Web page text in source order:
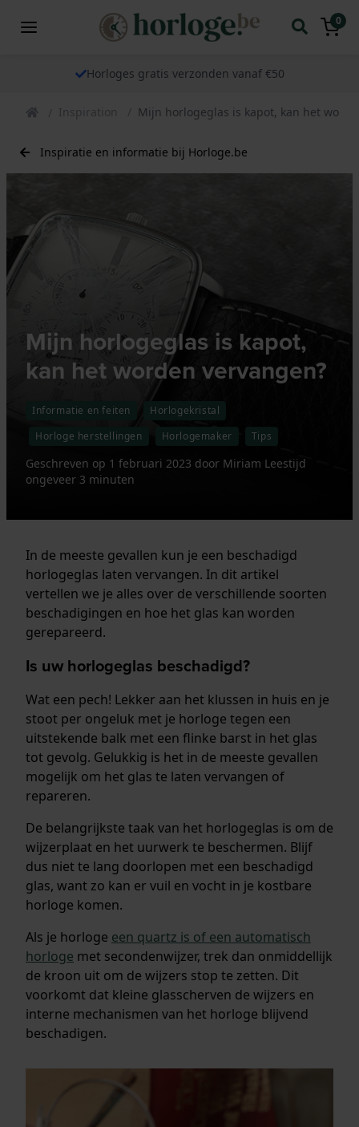
0
Horloges gratis verzonden vanaf €50
Inspiration Mijn horlogeglas is kapot, kan het
Inspiratie en informatie bij Horloge.be
Mijn horlogeglas is kapot,
kan het worden vervangen?
Informatie en feiten
Horlogekristal
Horloge herstellingen
Horlogemaker Tips
Geschreven op 1 februari 2023 door Miriam Leestijd
ongeveer 3 minuten
In de meeste gevallen kun je een beschadigd
horlogeglas laten vervangen. In dit artikel
vertellen we je alles over de verschillende soorten
beschadigingen en hoe het glas kan worden
gerepareerd.
Is uw horlogeglas beschadigd?
Wat een pech! Lekker aan het klussen in huis en je
stoot per ongeluk met je horloge tegen een
uitstekende balk met een flinke barst in het glas
tot gevolg. Gelukkig is het in de meeste gevallen
mogelijk om het glas te laten vervangen of
repareren.
De belangrijkste taak van het horlogeglas is om de
wijzerplaat en het uurwerk te beschermen. Blijf
dus niet te lang doorlopen met een beschadigd
glas, want zo kan er vuil en vocht in je kostbare
horloge komen.
Als je horloge een quartz is of een automatisch
horloge met secondenwijzer, trek dan onmiddellijk
de kroon uit om de wijzers stop te zetten. Dit
voorkomt dat kleine glasscherven de wijzers en
interne mechanismen van het horloge blijvend
beschadigen.